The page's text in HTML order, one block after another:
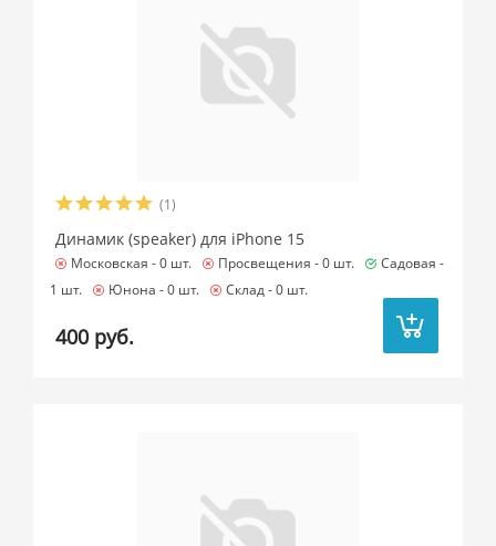
(1)
Динамик (speaker) для iPhone 15
Московская -0 шт. Просвещения -0 шт.
Садовая -
1 шт.
Юнона -0 шт. Склад -0 шт.
400 руб.